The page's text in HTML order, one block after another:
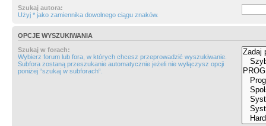
Szukaj autora:
Użyj * jako zamiennika dowolnego ciągu znaków.
OPCJE WYSZUKIWANIA
Szukaj w forach:
Wybierz forum lub fora, w których chcesz przeprowadzić wyszukiwanie.
Subfora zostaną przeszukanie automatycznie jeżeli nie wyłączysz opcji
poniżej “szukaj w subforach“.